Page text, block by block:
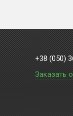
+38 (050)
Заказать